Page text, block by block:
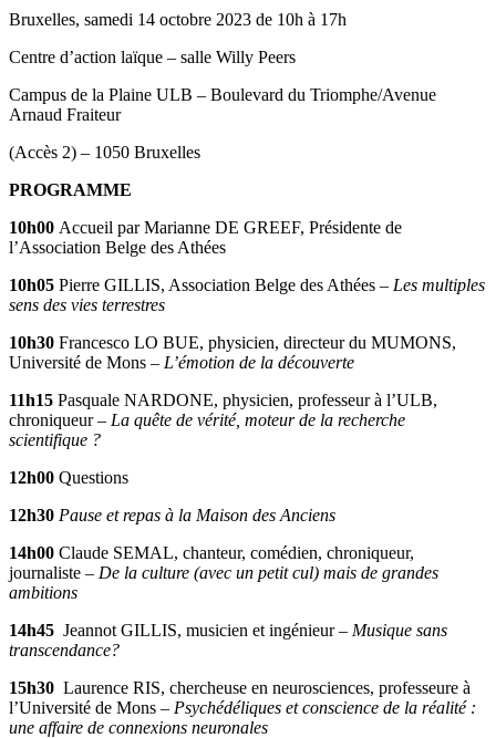
Bruxelles, samedi 14 octobre 2023 de 10h à 17h
Centre d’action laïque – salle Willy Peers
Campus de la Plaine ULB – Boulevard du Triomphe/Avenue
Arnaud Fraiteur
(Accès 2) – 1050 Bruxelles
PROGRAMME
10h00 Accueil par Marianne DE GREEF, Présidente de
l’Association Belge des Athées
10h05 Pierre GILLIS, Association Belge des Athées – Les multiples
sens des vies terrestres
10h30 Francesco LO BUE, physicien, directeur du MUMONS,
Université de Mons – L’émotion de la découverte
11h15 Pasquale NARDONE, physicien, professeur à l’ULB,
chroniqueur – La quête de vérité, moteur de la recherche
scientifique ?
12h00 Questions
12h30 Pause et repas à la Maison des Anciens
14h00 Claude SEMAL, chanteur, comédien, chroniqueur,
journaliste – De la culture (avec un petit cul) mais de grandes
ambitions
14h45 Jeannot GILLIS, musicien et ingénieur – Musique sans
transcendance?
15h30 Laurence RIS, chercheuse en neurosciences, professeure à
l’Université de Mons – Psychédéliques et conscience de la réalité :
une affaire de connexions neuronales